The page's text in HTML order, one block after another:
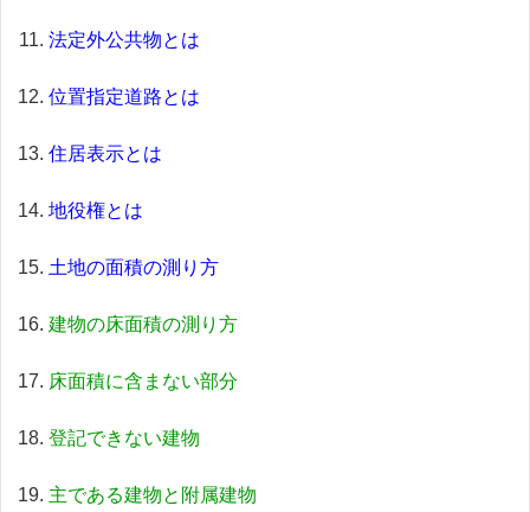
法定外公共物とは
位置指定道路とは
住居表示とは
地役権とは
土地の面積の測り方
建物の床面積の測り方
床面積に含まない部分
登記できない建物
主である建物と附属建物